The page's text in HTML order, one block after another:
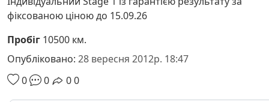
фіксованою ціною до 15.09.26
Пробіг 10500 км.
Опубліковано: 28 вересня 2012р. 18:47
0
0 00